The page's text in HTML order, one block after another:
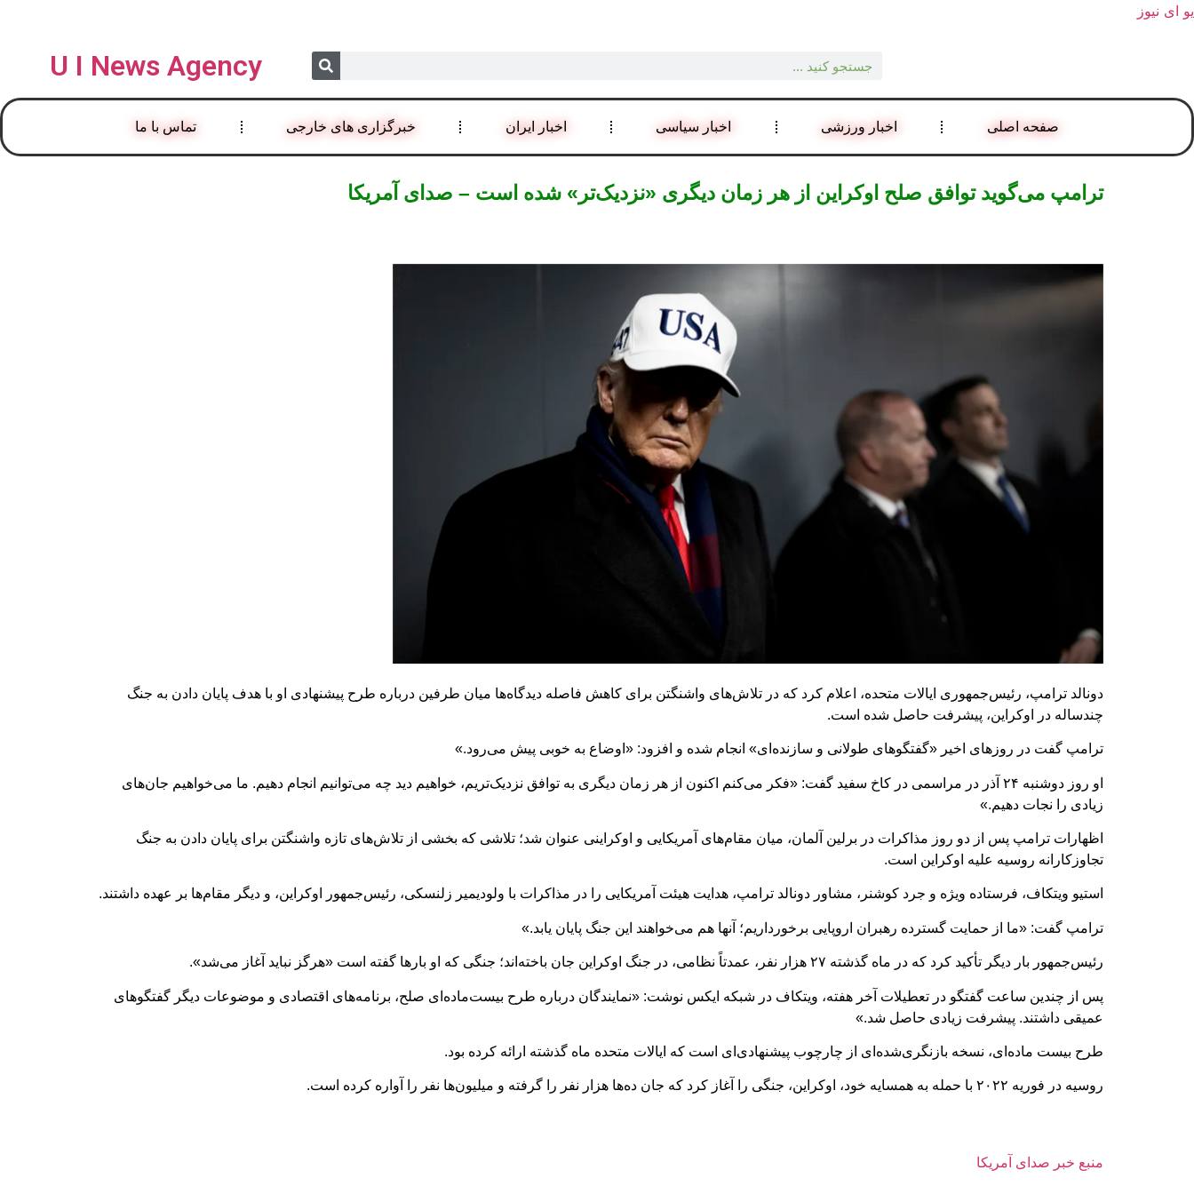
یو ای نیوز
U I News Agency
صفحه اصلی اخبار ورزشی اخبار سیاسی اخبار ایران خبرگزاری های خارجی تماس با ما
ترامپ می‌گوید توافق صلح اوکراین از هر زمان دیگری «نزدیک‌تر» شده است – صدای آمریکا
دونالد ترامپ، رئیس‌جمهوری ایالات متحده، اعلام کرد که در تلاش‌های واشنگتن برای کاهش فاصله دیدگاه‌ها میان طرفین درباره طرح پیشنهادی او با هدف پایان دادن به جنگ
چندساله در اوکراین، پیشرفت حاصل شده است.
ترامپ گفت در روزهای اخیر «گفتگوهای طولانی و سازنده‌ای» انجام شده و افزود: «اوضاع به خوبی پیش می‌رود.»
او روز دوشنبه ۲۴ آذر در مراسمی در کاخ سفید گفت: «فکر می‌کنم اکنون از هر زمان دیگری به توافق نزدیک‌تریم، خواهیم دید چه می‌توانیم انجام دهیم. ما می‌خواهیم جان‌های
زیادی را نجات دهیم.»
اظهارات ترامپ پس از دو روز مذاکرات در برلین آلمان، میان مقام‌های آمریکایی و اوکراینی عنوان شد؛ تلاشی که بخشی از تلاش‌های تازه واشنگتن برای پایان دادن به جنگ
تجاوزکارانه روسیه علیه اوکراین است.
استیو ویتکاف، فرستاده ویژه و جرد کوشنر، مشاور دونالد ترامپ، هدایت هیئت آمریکایی را در مذاکرات با ولودیمیر زلنسکی، رئیس‌جمهور اوکراین، و دیگر مقام‌ها بر عهده داشتند.
ترامپ گفت: «ما از حمایت گسترده رهبران اروپایی برخورداریم؛ آنها هم می‌خواهند این جنگ پایان یابد.»
رئیس‌جمهور بار دیگر تأکید کرد که در ماه گذشته ۲۷ هزار نفر، عمدتاً نظامی، در جنگ اوکراین جان باخته‌اند؛ جنگی که او بارها گفته است «هرگز نباید آغاز می‌شد».
پس از چندین ساعت گفتگو در تعطیلات آخر هفته، ویتکاف در شبکه ایکس نوشت: «نمایندگان درباره طرح بیست‌ماده‌ای صلح، برنامه‌های اقتصادی و موضوعات دیگر گفتگوهای
عمیقی داشتند. پیشرفت زیادی حاصل شد.»
طرح بیست‌ ماده‌ای، نسخه بازنگری‌شده‌ای از چارچوب پیشنهادی‌ای است که ایالات متحده ماه گذشته ارائه کرده بود.
روسیه در فوریه ۲۰۲۲ با حمله به همسایه خود، اوکراین، جنگی را آغاز کرد که جان ده‌ها هزار نفر را گرفته و میلیون‌ها نفر را آواره کرده است.
منبع خبر صدای آمریکا